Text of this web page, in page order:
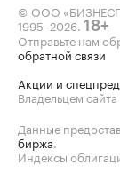
© ООО
1995–2026 18+
Отправьте нам
обратной связи
Акции и
Владельцем
Данные
биржа
Индексы